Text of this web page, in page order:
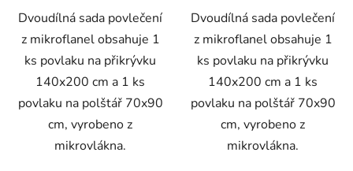
Dvoudílná sada povlečení
z mikroflanel obsahuje 1
ks povlaku na přikrývku
140x200 cm a 1 ks
povlaku na polštář 70x90
cm, vyrobeno z
mikrovlákna.
Dvoudílná sada povlečení
z mikroflanel obsahuje 1
ks povlaku na přikrývku
140x200 cm a 1 ks
povlaku na polštář 70x90
cm, vyrobeno z
mikrovlákna.